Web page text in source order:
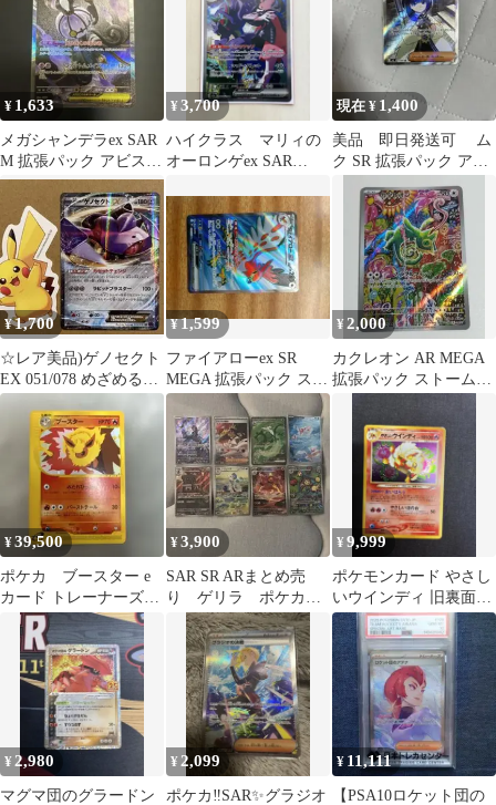
¥ 1,633
メガシャンデラex SAR
M 拡張パック アビスア
イ キラ 113/081
¥3,700
ハイクラス マリィの
オーロンゲex SAR
モンカード
現在 ¥ 1,400
美品 即日発送可 ム
ク SR 拡張パック アビ
者勝ち
¥1,700
☆レア美品)ゲノセクト
EX 051/078 めざめる超
王 カセットチェンジ
¥1,599
ファイアローex SR
MEGA 拡張パック スト
ームエメラルダ キラ
096…
¥2,000
カクレオン AR MEGA
拡張パック ストームエ
¥39,500
ポケカ ブースター e
カード トレーナーズマ
ガジンプロモ
¥3,900
SAR SR ARまとめ売
り ゲリラ ポケカ
早い者勝ち 引退品
¥9,999
ポケモンカード やさし
いウインディ 旧裏面
No.059 neo4
¥ 2,980
マグマ団のグラードン
¥ 2,099
ポケカ‼️SAR✨️グラジオ
¥ 11,111
【PSA10ロケット団の